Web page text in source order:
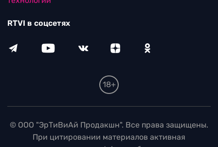
RTVI в соцсетях
18+
© ООО "ЭрТиВиАй Продакшн". Все права защищены.
При цитировании материалов активная